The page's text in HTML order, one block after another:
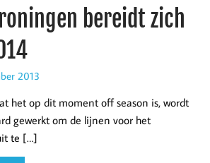
bereidt zich
2013
het op dit moment off season is, wordt
gewerkt om de lijnen voor het
te […]